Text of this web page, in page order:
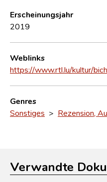
Erscheinungsjahr
2019
Weblinks
https://www.rtl.lu/kultur/
Genres
Sonstiges > Rezension,
Verwandte